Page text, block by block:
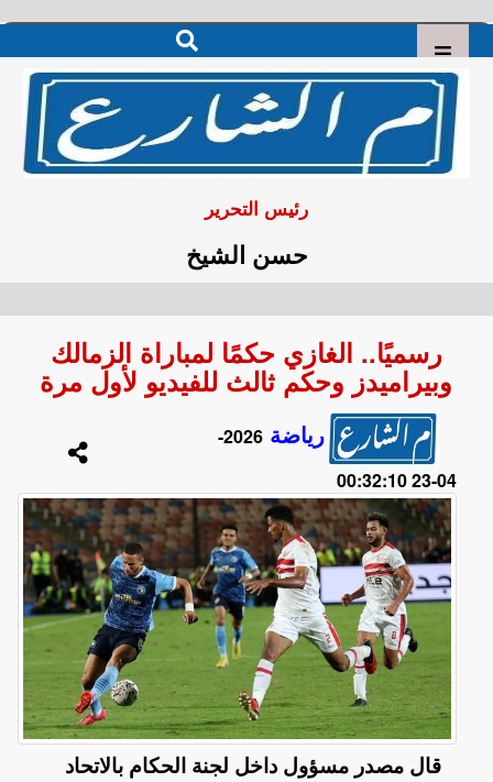
رئيس التحرير
حسن الشيخ
رسميًا.. الغازي حكمًا لمباراة الزمالك
وبيراميدز وحكم ثالث للفيديو لأول مرة
رياضة
2026-
04-23 00:32:10
قال مصدر مسؤول داخل لجنة الحكام بالاتحاد